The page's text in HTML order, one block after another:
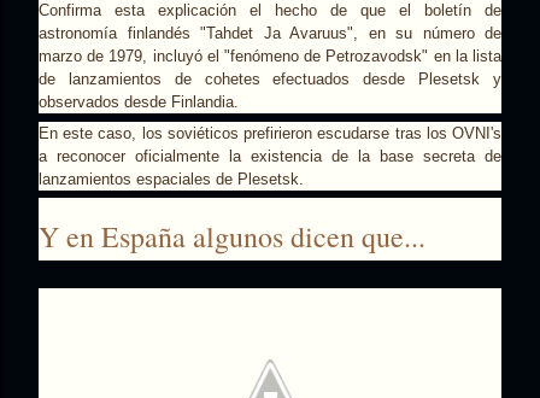
Confirma esta explicación el hecho de que el boletín de
astronomía finlandés "Tahdet Ja Avaruus", en su número de
marzo de 1979, incluyó el "fenómeno de Petrozavodsk" en la lista
de lanzamientos de cohetes efectuados desde Plesetsk y
observados desde Finlandia.
En este caso, los soviéticos prefirieron escudarse tras los OVNI's
a reconocer oficialmente la existencia de la base secreta de
lanzamientos espaciales de Plesetsk.
Y en España algunos dicen que...